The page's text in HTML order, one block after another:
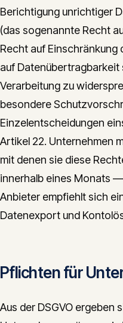
Berichtigung unrichtiger
(das sogenannte Recht
Recht auf Einschränkung
auf
Verarbeitung zu
besondere
Einzelentscheidungen
Artikel 22. Unternehmen
mit denen sie diese
innerhalb eines Monats
Anbieter empfiehlt sich
Datenexport und
Pflichten für
Aus der DSGVO ergeben